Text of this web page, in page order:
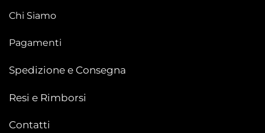
Chi Siamo
Pagamenti
Spedizione e Consegna
Resi e Rimborsi
Contatti